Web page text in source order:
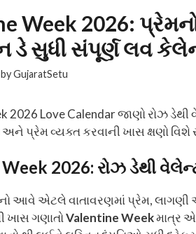
Week 2026:
ડે સુધી સંપૂર્ણ લવ
byGujaratSetu
2026 Love Calendar જાણો રોઝ
પ્રેમ વ્યક્ત કરવાની ખાસ ક્ષણો વિશે
2026: રોઝ ડેથી
આવે એટલે વાતાવરણમાં પ્રેમ, લાગણી
ખાસ ગણાતોValentine Weekમાત્ર